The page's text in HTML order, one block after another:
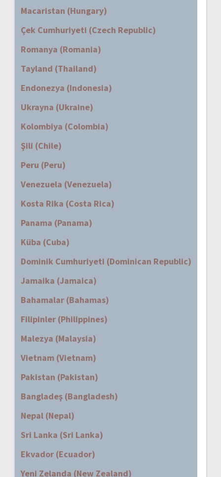
Macaristan (Hungary)
Çek Cumhuriyeti (Czech Republic)
Romanya (Romania)
Tayland (Thailand)
Endonezya (Indonesia)
Ukrayna (Ukraine)
Kolombiya (Colombia)
Şili (Chile)
Peru (Peru)
Venezuela (Venezuela)
Kosta Rika (Costa Rica)
Panama (Panama)
Küba (Cuba)
Dominik Cumhuriyeti (Dominican Republic)
Jamaika (Jamaica)
Bahamalar (Bahamas)
Filipinler (Philippines)
Malezya (Malaysia)
Vietnam (Vietnam)
Pakistan (Pakistan)
Bangladeş (Bangladesh)
Nepal (Nepal)
Sri Lanka (Sri Lanka)
Ekvador (Ecuador)
Yeni Zelanda (New Zealand)